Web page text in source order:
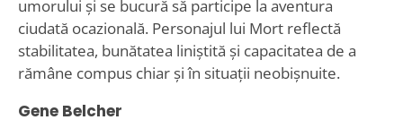
umorului și se bucură să participe la aventura
ciudată ocazională. Personajul lui Mort reflectă
stabilitatea, bunătatea liniștită și capacitatea de a
rămâne compus chiar și în situații neobișnuite.
Gene Belcher